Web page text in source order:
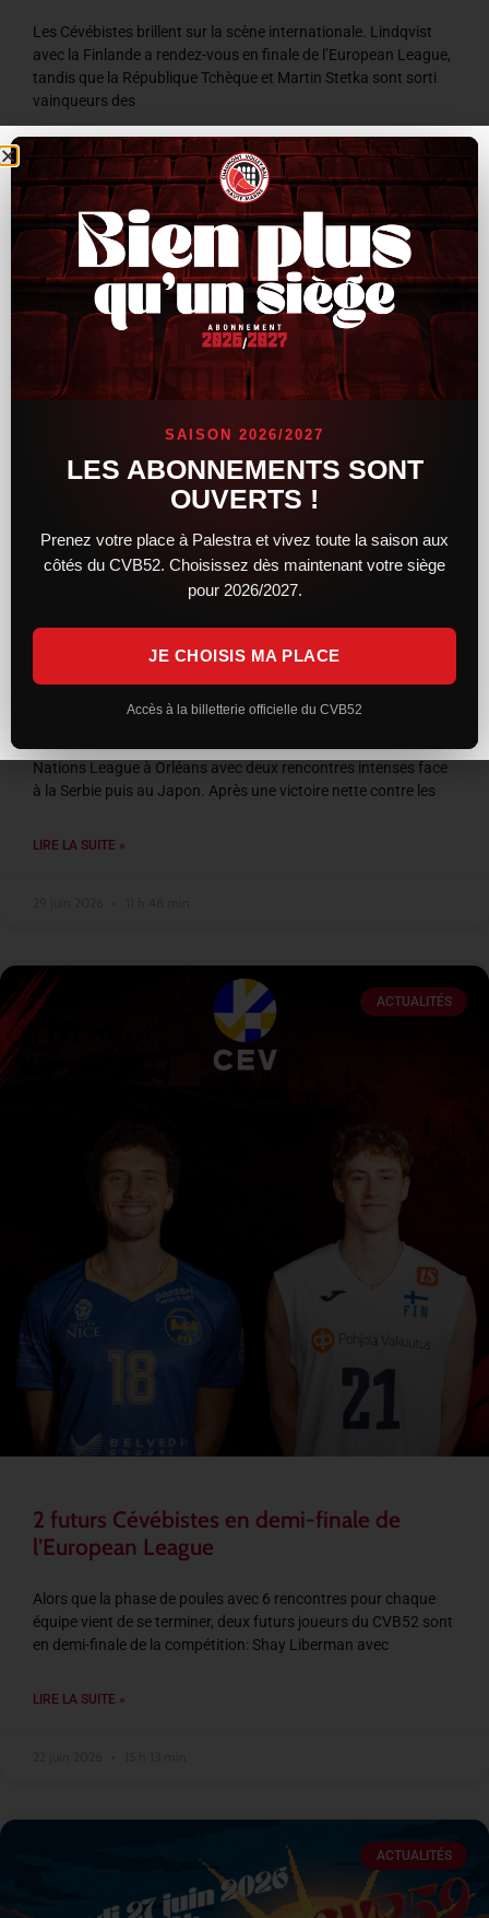
Les Cévébistes brillent sur la scène internationale. Lindqvist
avec la Finlande a rendez-vous en finale de l’European League,
tandis que la République Tchèque et Martin Stetka sont sorti
vainqueurs des
LIRE LA SUITE »
8 juillet 2026 9 h 59 min
ACTUALITÉS
VNL 2026 : les Bleus entre confirmation et
frustration à Orléans
Nations League à Orléans avec deux rencontres intenses face
à la Serbie puis au Japon. Après une victoire nette contre les
LIRE LA SUITE »
ACTUALITÉS
2 futurs Cévébistes en demi-finale de
l’European League
Alors que la phase de poules avec 6 rencontres pour chaque
équipe vient de se terminer, deux futurs joueurs du CVB52 sont
en demi-finale de la compétition: Shay Liberman avec
LIRE LA SUITE »
ACTUALITÉS
SAISON 2026/2027
LES ABONNEMENTS SONT
OUVERTS !
Prenez votre place à Palestra et vivez toute la saison aux
côtés du CVB52. Choisissez dès maintenant votre siège
pour 2026/2027.
JE CHOISIS MA PLACE
Accès à la billetterie officielle du CVB52